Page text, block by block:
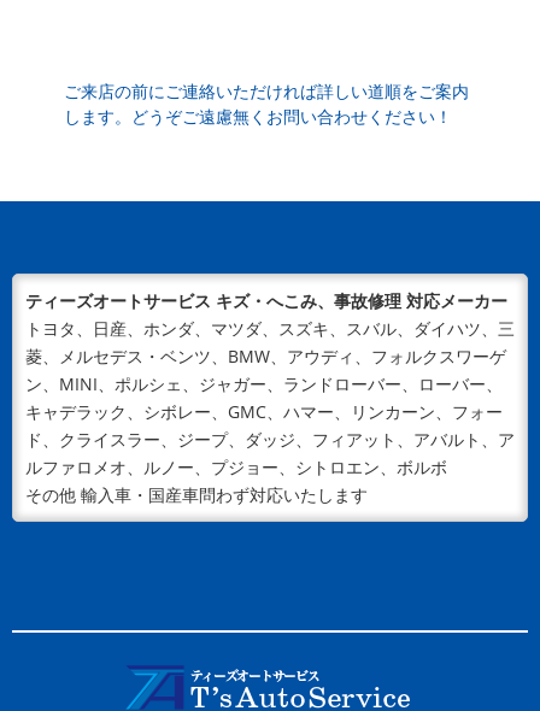
バンパーやドアなどボディに穴が空いてしまうことも…
車はタフな乗り物ですが、時間の経過や事故によって何
の度、ティーズオートサービスのウェブサイトを新規オ
ープンいたしました！地域に信頼...
ご来店の前にご連絡いただければ詳しい道順をご案内
します。どうぞご遠慮無くお問い合わせください！
ティーズオートサービス キズ・へこみ、事故修理 対応メーカー
トヨタ、日産、ホンダ、マツダ、スズキ、スバル、ダイハツ、三
菱、メルセデス・ベンツ、BMW、アウディ、フォルクスワーゲ
ン、MINI、ポルシェ、ジャガー、ランドローバー、ローバー、
キャデラック、シボレー、GMC、ハマー、リンカーン、フォー
ド、クライスラー、ジープ、ダッジ、フィアット、アバルト、ア
ルファロメオ、ルノー、プジョー、シトロエン、ボルボ
その他 輸入車・国産車問わず対応いたします